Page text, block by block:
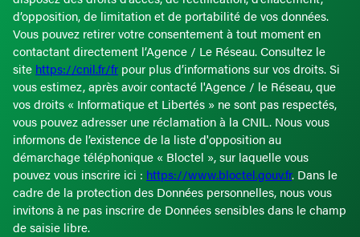
d’opposition, de limitation et de portabilité de vos données.
Vous pouvez retirer votre consentement à tout moment en
contactant directement l’Agence / Le Réseau. Consultez le
site https://cnil.fr/fr pour plus d’informations sur vos droits. Si
vous estimez, après avoir contacté l'Agence / le Réseau, que
vos droits « Informatique et Libertés » ne sont pas respectés,
vous pouvez adresser une réclamation à la CNIL. Nous vous
informons de l’existence de la liste d'opposition au
démarchage téléphonique « Bloctel », sur laquelle vous
pouvez vous inscrire ici : https://www.bloctel.gouv.fr. Dans le
cadre de la protection des Données personnelles, nous vous
invitons à ne pas inscrire de Données sensibles dans le champ
de saisie libre.